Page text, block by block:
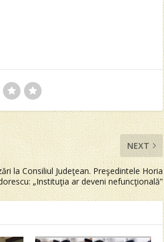
NEXT
la Consiliul Judeţean. Preşedintele Horia
„Instituţia ar deveni nefuncţională”